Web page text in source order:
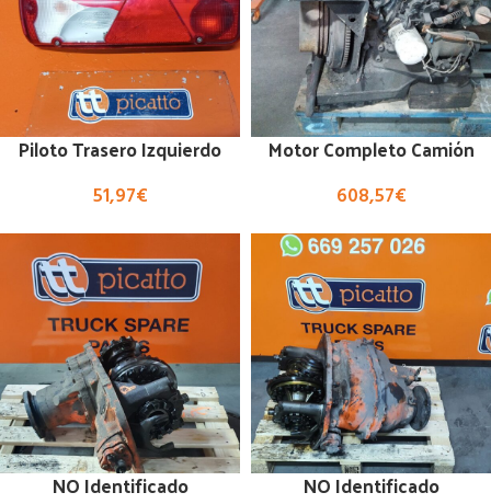
Piloto Trasero Izquierdo
51,97€
Motor Completo Camión
608,57€
NO Identificado NO Identificado